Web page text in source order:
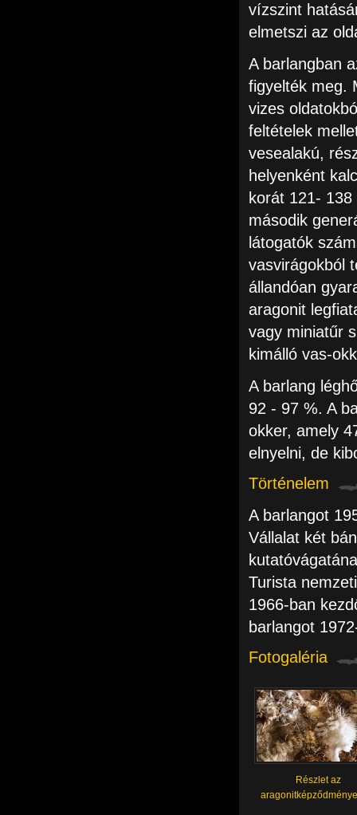
vízszint
elmetszi az
A barlangban
figyelték meg.
vizes
feltételek
vesealakú,
helyenként
korát 121-
második
látogatók
vasvirágokból
állandóan
aragonit
vagy miniatűr
kimálló vas-
A barlang
92 - 97 %. A
okker, amely
elnyelni, de
Történelem
A barlangot
Vállalat két
Turista
1966-ban
barlangot
Fotogaléria
Részlet az